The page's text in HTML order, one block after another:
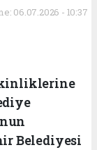
06.07.2026 - 10:37
Belediyesi